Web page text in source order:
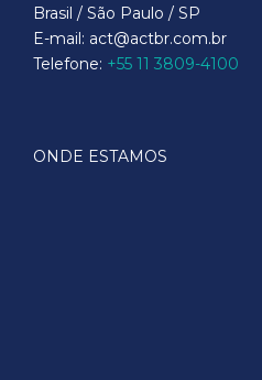
Brasil / São Paulo / SP
E-mail: act@actbr.com.br
Telefone: +55 11 3809-4100
ONDE ESTAMOS